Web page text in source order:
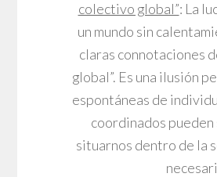
colectivo global”: La
un mundo sin
claras connotaciones
global”. Es una ilusión
espontáneas de
coordinados pueden
situarnos dentro de la